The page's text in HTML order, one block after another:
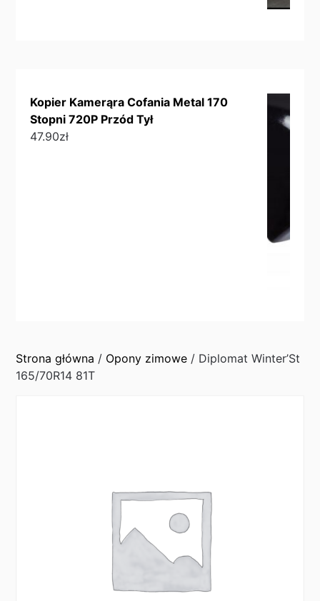
Kopier Kamerąra Cofania Metal 170
Stopni 720P Przód Tył
47.90zł
Strona główna / Opony zimowe / Diplomat Winter’St
165/70R14 81T